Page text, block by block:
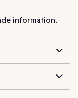
information.